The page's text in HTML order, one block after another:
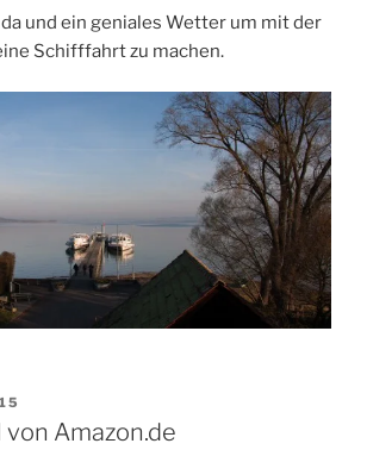
und ein geniales Wetter um mit der
Schifffahrt zu machen.
Amazon.de